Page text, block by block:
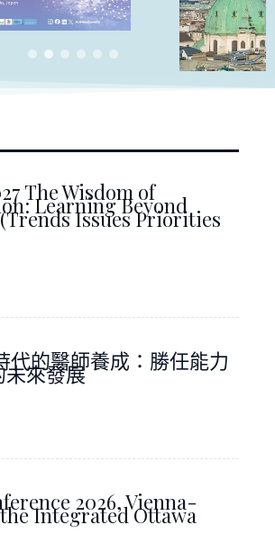
The Wisdom of
Learning Beyond
Issues Priorities
代的醫師養成：勝任能力
來發展
2026, Vienna-
Integrated Ottawa